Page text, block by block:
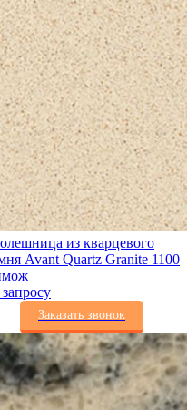
из кварцевого
Avant Quartz Granite 1100
Заказать звонок